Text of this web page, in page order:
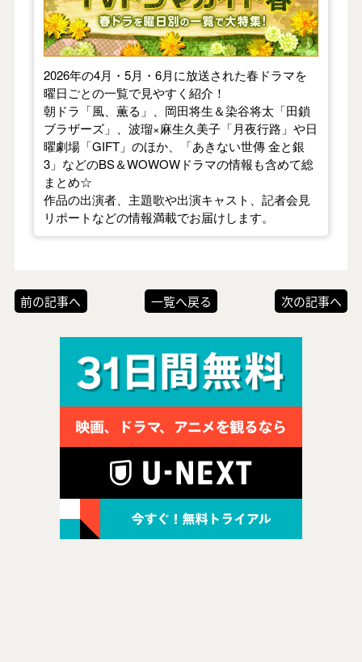
2026年の4月・5月・6月に放送された春ドラマを
曜日ごとの一覧で見やすく紹介！
朝ドラ「風、薫る」、岡田将生＆染谷将太「田鎖
ブラザーズ」、波瑠×麻生久美子「月夜行路」や日
曜劇場「GIFT」のほか、「あきない世傳 金と銀
3」などのBS＆WOWOWドラマの情報も含めて総
まとめ☆
作品の出演者、主題歌や出演キャスト、記者会見
リポートなどの情報満載でお届けします。
前の記事へ 一覧へ戻る 次の記事へ